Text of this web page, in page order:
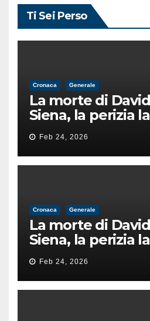
Ti Sei Perso
Cronaca Generale
La morte di
Siena, la perizia
di
male
Feb 24, 2026
Cronaca Generale
La morte di
Siena, la perizia
di
male
Feb 24, 2026